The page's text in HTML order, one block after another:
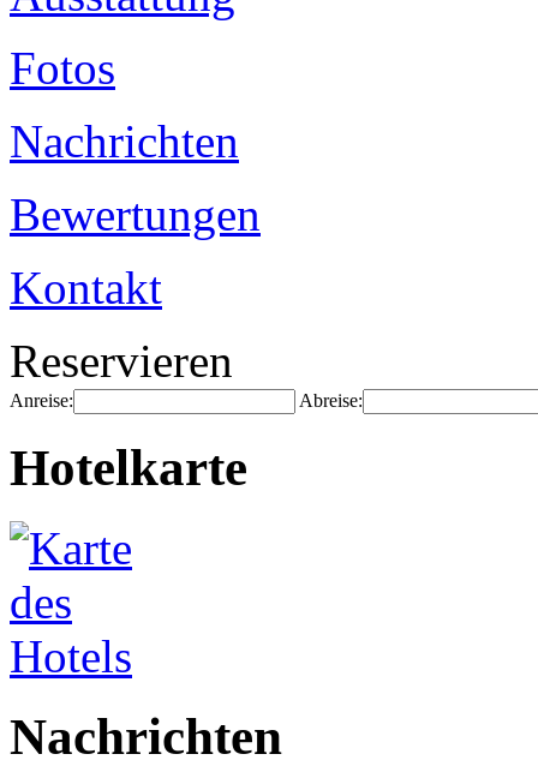
Fotos
Nachrichten
Bewertungen
Kontakt
Reservieren
Anreise: Abreise:
Hotelkarte
Nachrichten